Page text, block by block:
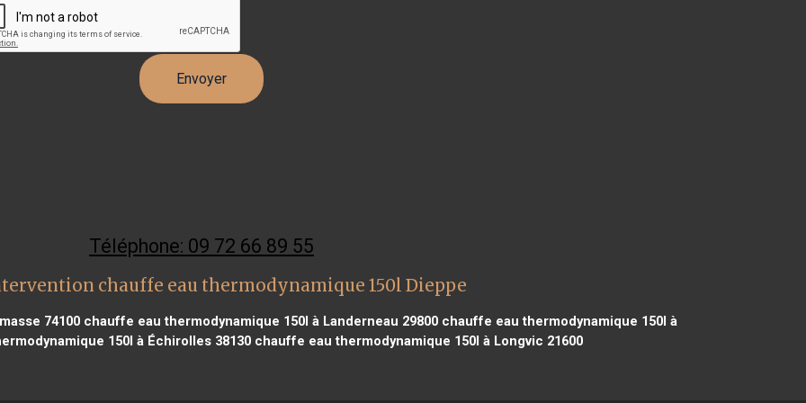
Téléphone: 09 72 66 89 55
chauffe eau thermodynamique 150l Dieppe
74100chauffe eau thermodynamique 150l à Landerneau 29800chauffe eau thermodynamique 150l à
150l à Échirolles 38130chauffe eau thermodynamique 150l à Longvic 21600